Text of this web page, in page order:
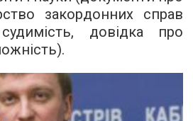
закордонних справ
довідка про